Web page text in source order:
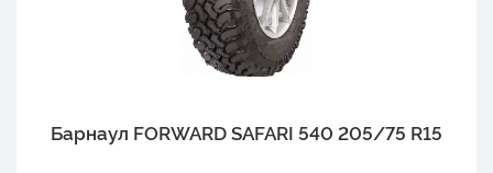
Барнаул FORWARD SAFARI 540 205/75 R15